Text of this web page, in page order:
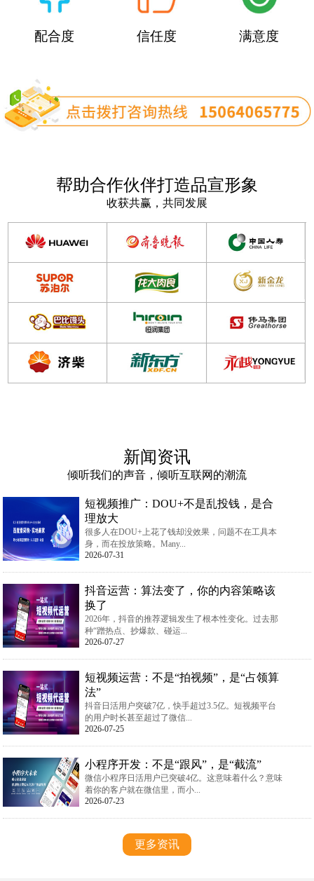
配合度 信任度 满意度
帮助合作伙伴打造品宣形象
收获共赢，共同发展
新闻资讯
倾听我们的声音，倾听互联网的潮流
短视频推广：DOU+不是乱投钱，是合
理放大
很多人在DOU+上花了钱却没效果，问题不在工具本
身，而在投放策略。Many...
2026-07-31
抖音运营：算法变了，你的内容策略该
换了
2026年，抖音的推荐逻辑发生了根本性变化。过去那
种“蹭热点、抄爆款、碰运...
2026-07-27
短视频运营：不是“拍视频”，是“占领算
法”
抖音日活用户突破7亿，快手超过3.5亿。短视频平台
的用户时长甚至超过了微信...
2026-07-25
小程序开发：不是“跟风”，是“截流”
微信小程序日活用户已突破4亿。这意味着什么？意味
着你的客户就在微信里，而小...
2026-07-23
更多资讯